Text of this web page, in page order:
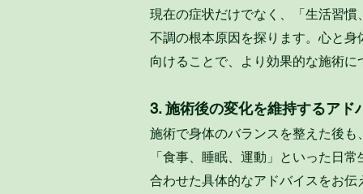
現在の症状だけでなく、「生活習
不調の根本原因を探ります。 心と身
向けることで、より効果的な施術に
3. 施術後の変化を維持するアド
施術で身体のバランスを整えた後
「食事、睡眠、運動」といった日
合わせた具体的なアドバイスをお伝